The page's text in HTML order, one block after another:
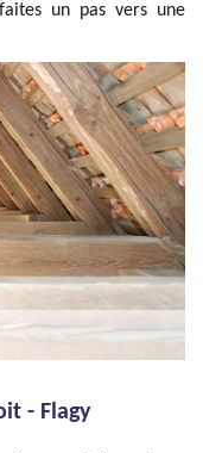
un pas vers une
- Flagy